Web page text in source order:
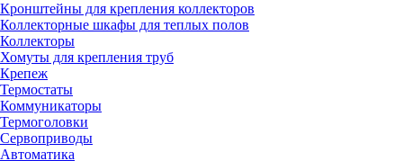
Кронштейны для крепления коллекторов
Коллекторные шкафы для теплых полов
Коллекторы
Хомуты для крепления труб
Крепеж
Термостаты
Коммуникаторы
Термоголовки
Сервоприводы
Автоматика